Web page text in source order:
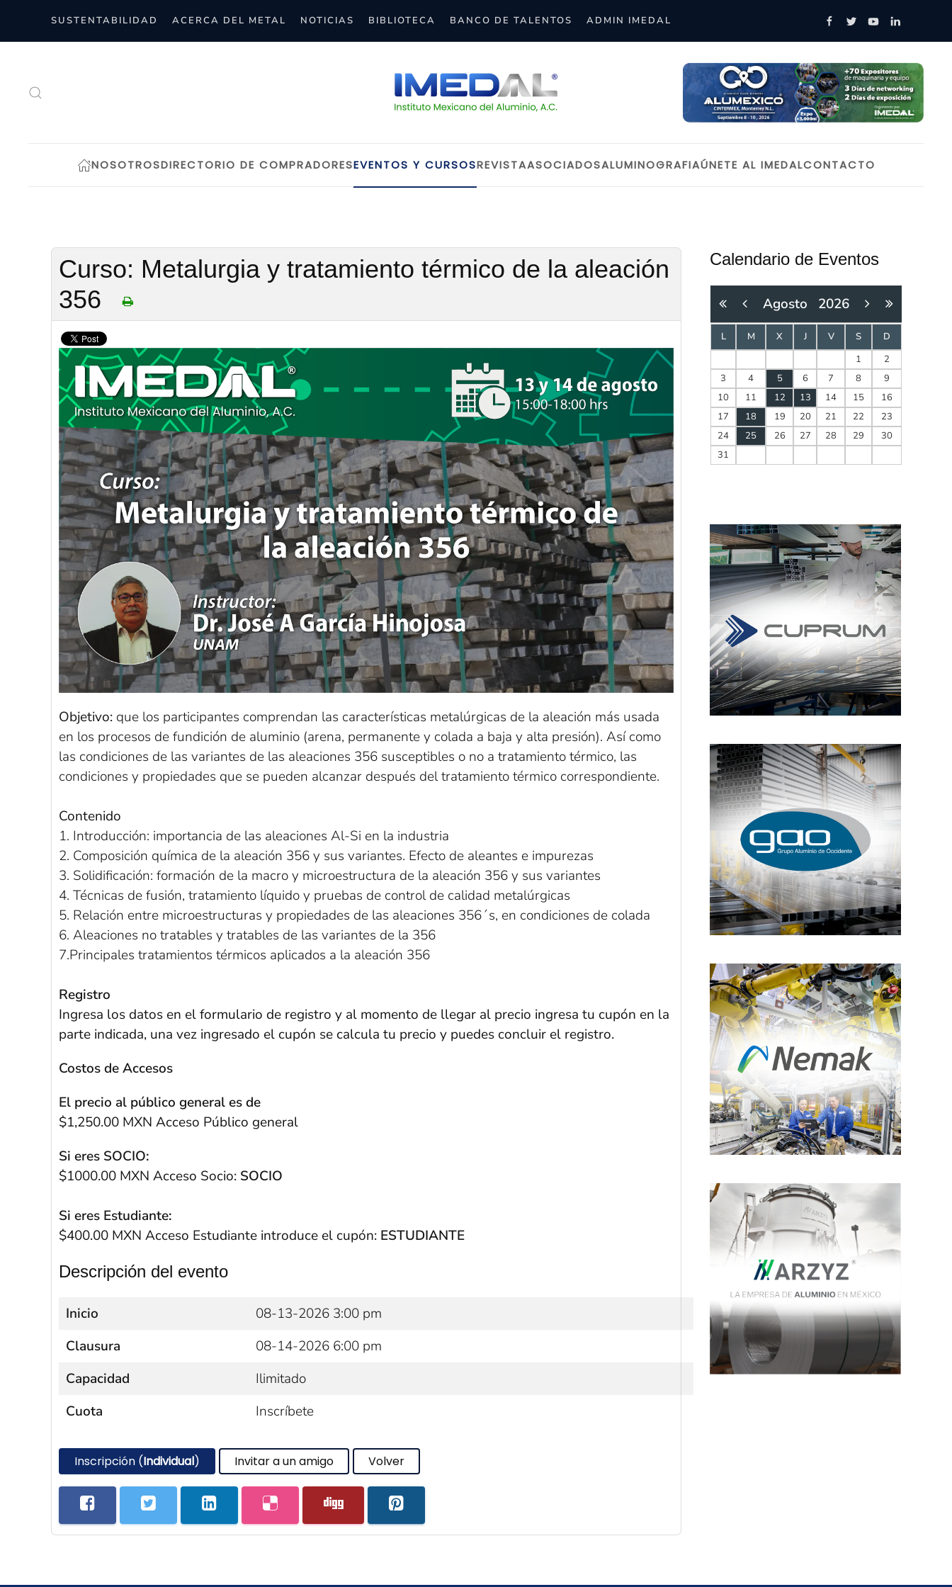
Skip to main content
SUSTENTABILIDAD ACERCA DEL METAL NOTICIAS BIBLIOTECA BANCO DE TALENTOS ADMIN IMEDAL
NOSOTROSDIRECTORIO DE COMPRADORESEVENTOS Y CURSOSREVISTAASOCIADOSALUMINOGRAFIAÚNETE AL IMEDALCONTACTO
Curso: Metalurgia y tratamiento térmico de la aleación
356
Objetivo: que los participantes comprendan las características metalúrgicas de la aleación más usada
en los procesos de fundición de aluminio (arena, permanente y colada a baja y alta presión). Así como
las condiciones de las variantes de las aleaciones 356 susceptibles o no a tratamiento térmico, las
condiciones y propiedades que se pueden alcanzar después del tratamiento térmico correspondiente.
Contenido
1. Introducción: importancia de las aleaciones Al-Si en la industria
2. Composición química de la aleación 356 y sus variantes. Efecto de aleantes e impurezas
3. Solidificación: formación de la macro y microestructura de la aleación 356 y sus variantes
4. Técnicas de fusión, tratamiento líquido y pruebas de control de calidad metalúrgicas
5. Relación entre microestructuras y propiedades de las aleaciones 356´s, en condiciones de colada
6. Aleaciones no tratables y tratables de las variantes de la 356
7.Principales tratamientos térmicos aplicados a la aleación 356
Registro
Ingresa los datos en el formulario de registro y al momento de llegar al precio ingresa tu cupón en la
parte indicada, una vez ingresado el cupón se calcula tu precio y puedes concluir el registro.
Costos de Accesos
El precio al público general es de
$1,250.00 MXN Acceso Público general
Si eres SOCIO:
$1000.00 MXN Acceso Socio: SOCIO
Si eres Estudiante:
$400.00 MXN Acceso Estudiante introduce el cupón: ESTUDIANTE
Descripción del evento
Inicio
08-13-2026 3:00 pm
Clausura
08-14-2026 6:00 pm
Capacidad
Ilimitado
Cuota
Inscríbete
Inscripción (Individual) Invitar a un amigo Volver
Calendario de Eventos
Agosto 2026
L M X J V S
D
1
2
3
4 5 6 7 8
9
10
11 12 13 14 15
16
17
18 19 20 21 22
23
24
25 26 27 28 29
30
31